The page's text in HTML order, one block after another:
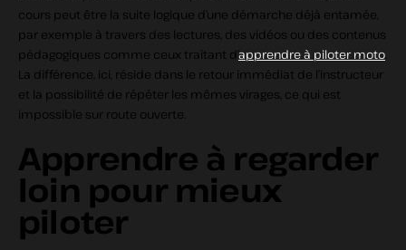
cours peut être la suite logique d’une démarche déjà entamée,
par exemple à travers des lectures, des vidéos ou des contenus
pédagogiques comme ceux traitant d’apprendre à piloter moto
La différence, ici, réside dans le retour immédiat de l’instructeur
et la possibilité de répéter les mêmes virages, ce qui est
impossible sur route ouverte.
Apprendre à regarder
loin pour mieux
piloter